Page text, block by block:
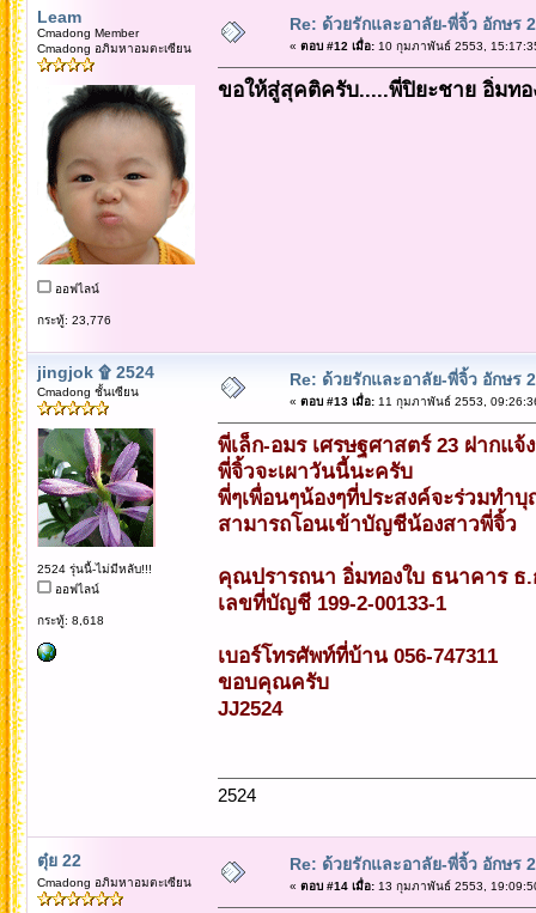
Leam
Cmadong Member
Cmadong อภิมหาอมตะเซียน
ออฟไลน์
กระทู้: 23,776
Re: ด้วยรักและอาลัย-พี่จิ้ว อักษร
« ตอบ #12 เมื่อ:10 กุมภาพันธ์ 2553,
ขอให้สู่สุคติครับ.....พี่ปิยะชาย อิ่มทอ
jingjok ۩ 2524
Cmadong ชั้นเซียน
2524 รุ่นนี้-ไม่มีหลับ!!!
ออฟไลน์
กระทู้: 8,618
Re: ด้วยรักและอาลัย-พี่จิ้ว อักษร
« ตอบ #13 เมื่อ:11 กุมภาพันธ์ 2553,
พี่เล็ก-อมร เศรษฐศาสตร์ 23 ฝากแจ้
พี่จิ้วจะเผาวันนี้นะครับ
พี่ๆเพื่อนๆน้องๆที่ประสงค์จะร่วมทำ
สามารถโอนเข้าบัญชีน้องสาวพี่จิ้ว
คุณปรารถนา อิ่มทองใบ ธนาคาร ธ.
เลขที่บัญชี 199-2-00133-1
เบอร์โทรศัพท์ที่บ้าน 056-747311
ขอบคุณครับ
JJ2524
2524
ตุ๋ย 22
Cmadong อภิมหาอมตะเซียน
Re: ด้วยรักและอาลัย-พี่จิ้ว อักษร
« ตอบ #14 เมื่อ:13 กุมภาพันธ์ 2553,